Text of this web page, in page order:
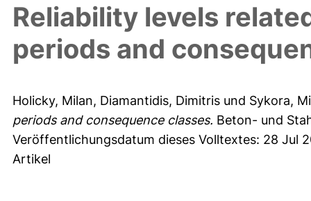
Reliability levels
periods and
Holicky, Milan, Diamantidis, Dimitris und Sykora,
periods and consequence classes. Beton- und
Veröffentlichungsdatum dieses Volltextes: 28 Jul
Artikel